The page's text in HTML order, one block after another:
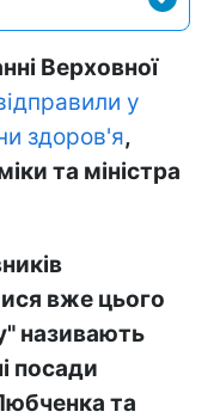
Верховної
у
здоров'я,
та міністра
вже цього
називають
посади
та